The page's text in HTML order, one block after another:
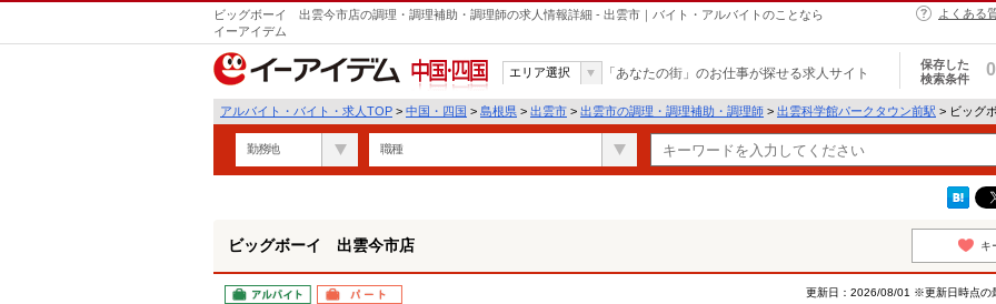
ビッグボーイ 出雲今市店の調理・調理補助・調理師の求人情報詳細 - 出雲市｜バイト・アルバイトのことなら
イーアイデム
よくある
中国・四国
エリア選択 「あなたの街」のお仕事が探せる求人サイト
保存した
検索条件
0
アルバイト・バイト・求人TOP > 中国・四国 > 島根県 > 出雲市 > 出雲市の調理・調理補助・調理師 > 出雲科学館パークタウン前駅 > ビッグ
勤務地 職種
ビッグボーイ 出雲今市店 キ
更新日：2026/08/01 ※更新日時点の